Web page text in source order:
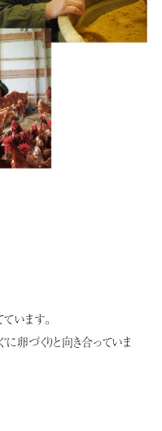
います。
に卵づくりと向き合っていま